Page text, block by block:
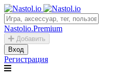
Nastolio.Premium
Добавить
Вход
Регистрация